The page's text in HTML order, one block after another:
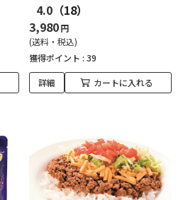
4.0 （18）
3,980円
(送料・税込)
獲得ポイント : 39
詳細 カートに入れる